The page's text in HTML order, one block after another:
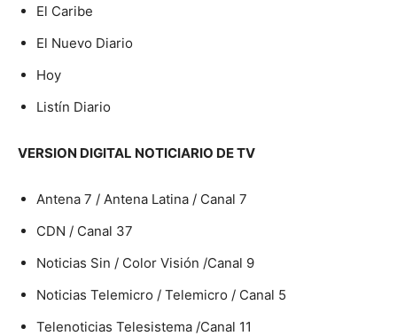
El Caribe
El Nuevo Diario
Hoy
Listín Diario
VERSION DIGITAL NOTICIARIO DE TV
Antena 7 / Antena Latina / Canal 7
CDN / Canal 37
Noticias Sin / Color Visión /Canal 9
Noticias Telemicro / Telemicro / Canal 5
Telenoticias Telesistema /Canal 11